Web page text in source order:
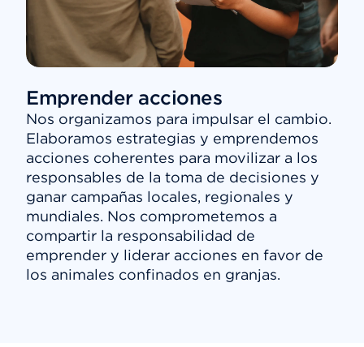
Emprender acciones
Nos organizamos para impulsar el cambio.
Elaboramos estrategias y emprendemos
acciones coherentes para movilizar a los
responsables de la toma de decisiones y
ganar campañas locales, regionales y
mundiales. Nos comprometemos a
compartir la responsabilidad de
emprender y liderar acciones en favor de
los animales confinados en granjas.